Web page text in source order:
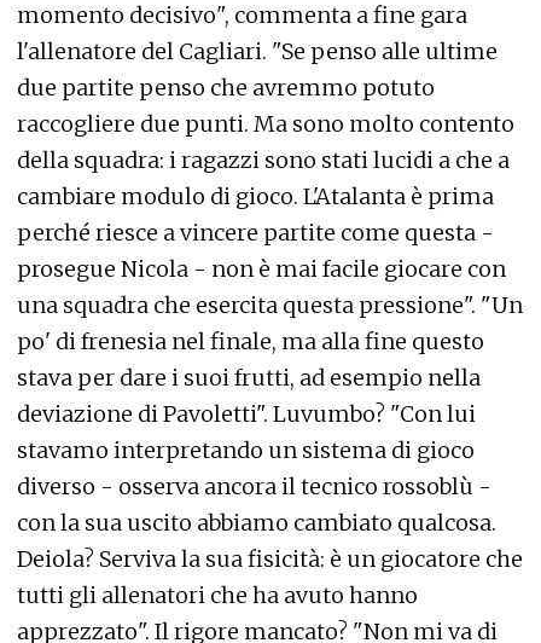
momento decisivo", commenta a fine gara
l'allenatore del Cagliari. "Se penso alle ultime
due partite penso che avremmo potuto
raccogliere due punti. Ma sono molto contento
della squadra: i ragazzi sono stati lucidi a che a
cambiare modulo di gioco. L'Atalanta è prima
perché riesce a vincere partite come questa -
prosegue Nicola - non è mai facile giocare con
una squadra che esercita questa pressione". "Un
po' di frenesia nel finale, ma alla fine questo
stava per dare i suoi frutti, ad esempio nella
deviazione di Pavoletti". Luvumbo? "Con lui
stavamo interpretando un sistema di gioco
diverso - osserva ancora il tecnico rossoblù -
con la sua uscito abbiamo cambiato qualcosa.
Deiola? Serviva la sua fisicità: è un giocatore che
tutti gli allenatori che ha avuto hanno
apprezzato". Il rigore mancato? "Non mi va di